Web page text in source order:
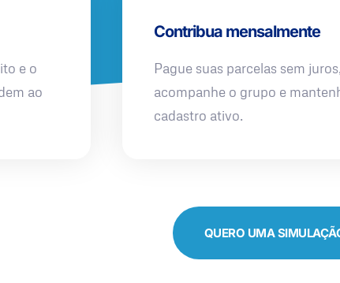
e o
ao
Contribua mensalmente
Pague suas parcelas sem juros,
acompanhe o grupo e
cadastro ativo.
QUERO UMA